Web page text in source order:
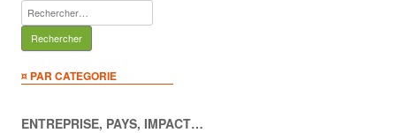
Rechercher :
¤ PAR CATEGORIE
ENTREPRISE, PAYS, IMPACT…